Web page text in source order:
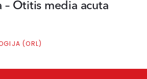
– Otitis media acuta
(ORL)